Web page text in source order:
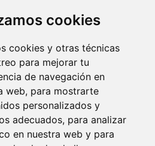
cookies
cookies y otras técnicas
para mejorar tu
de navegación en
web, para mostrarte
personalizados y
adecuados, para analizar
en nuestra web y para
preferences
informecomercial.com